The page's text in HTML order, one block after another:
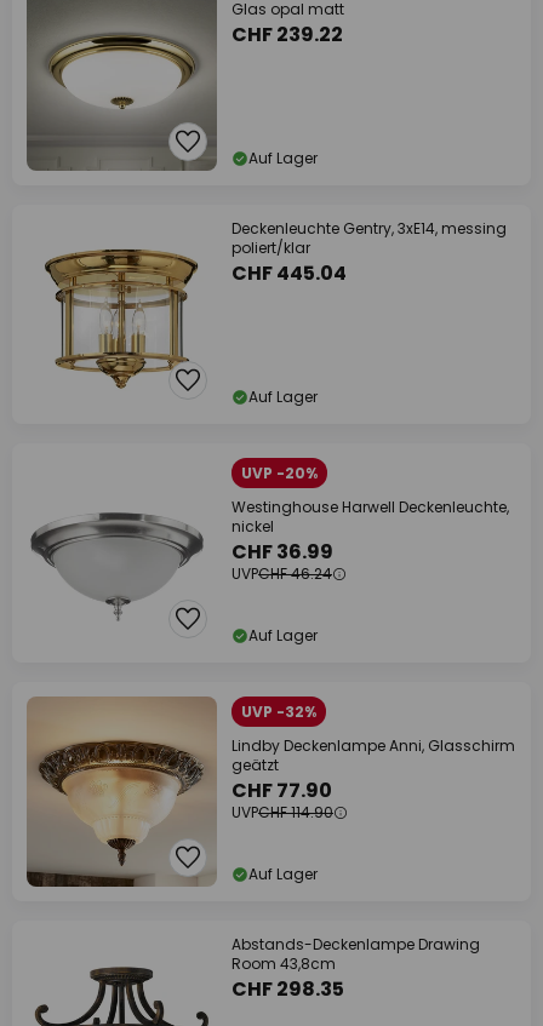
Glas opal matt
CHF 239.22
Auf Lager
Deckenleuchte Gentry, 3xE14, messing
poliert/klar
CHF 445.04
Auf Lager
UVP -20%
Westinghouse Harwell Deckenleuchte,
nickel
CHF 36.99
UVPCHF 46.24
Auf Lager
UVP -32%
Lindby Deckenlampe Anni, Glasschirm
geätzt
CHF 77.90
UVPCHF 114.90
Auf Lager
Abstands-Deckenlampe Drawing
Room 43,8cm
CHF 298.35